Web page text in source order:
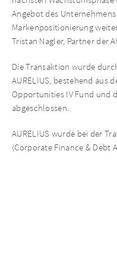
Angebot des
Markenpositionierung
Tristan Nagler, Partner der
Die Transaktion wurde
AURELIUS, bestehend aus
Opportunities IV Fund und
abgeschlossen.
AURELIUS wurde bei der
(Corporate Finance & Debt